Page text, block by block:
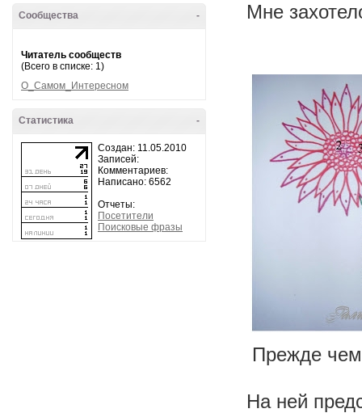
-
Сообщества
Читатель сообществ
(Всего в списке: 1)
О_Самом_Интересном
-
Статистика
Создан: 11.05.2010
Записей:
Комментариев:
Написано: 6562
Отчеты:
Посетители
Поисковые фразы
Мне
Прежде чем
На ней